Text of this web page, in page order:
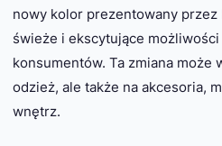
nowy kolor prezentowany
świeże i ekscytujące
konsumentów. Ta zmiana może
odzież, ale także na akcesoria,
wnętrz.